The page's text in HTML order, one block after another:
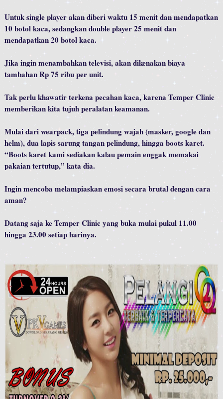
Untuk single player akan diberi waktu 15 menit dan mendapatkan
10 botol kaca, sedangkan double player 25 menit dan
mendapatkan 20 botol kaca.
Jika ingin menambahkan televisi, akan dikenakan biaya
tambahan Rp 75 ribu per unit.
Tak perlu khawatir terkena pecahan kaca, karena Temper Clinic
memberikan kita tujuh peralatan keamanan.
Mulai dari wearpack, tiga pelindung wajah (masker, google dan
helm), dua lapis sarung tangan pelindung, hingga boots karet.
“Boots karet kami sediakan kalau pemain enggak memakai
pakaian tertutup,” kata dia.
Ingin mencoba melampiaskan emosi secara brutal dengan cara
aman?
Datang saja ke Temper Clinic yang buka mulai pukul 11.00
hingga 23.00 setiap harinya.